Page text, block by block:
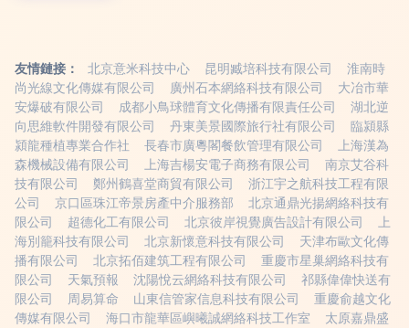
友情鏈接： 北京意米科技中心 昆明臧培科技有限公司
淮南時
尚光線文化傳媒有限公司
廣州石本網絡科技有限公司
大冶市華
安爆破有限公司
成都小鳥球體育文化傳播有限責任公司
湖北逆
向思維軟件開發有限公司
丹東美景國際旅行社有限公司
臨潁縣
潁龍種植專業合作社
長春市廣粵閣餐飲管理有限公司
上海漢為
森機械設備有限公司
上海吉楊安電子商務有限公司
南京艾谷科
技有限公司
鄭州鶴喜堂商貿有限公司
浙江宇之航科技工程有限
公司
京口區珠江帝景房產中介服務部
北京通鼎光揚網絡科技有
限公司
超德化工有限公司 北京彼岸視覺廣告設計有限公司
上
海別籠科技有限公司
北京新懷意科技有限公司
天津布歐文化傳
播有限公司
北京拓佰建筑工程有限公司
重慶市星巢網絡科技有
限公司
天氣預報 沈陽悅云網絡科技有限公司
祁縣偉偉快送有
限公司
周易算命 山東信管家信息科技有限公司
重慶俞越文化
傳媒有限公司
海口市龍華區嶼曦誠網絡科技工作室
太原嘉鼎盛